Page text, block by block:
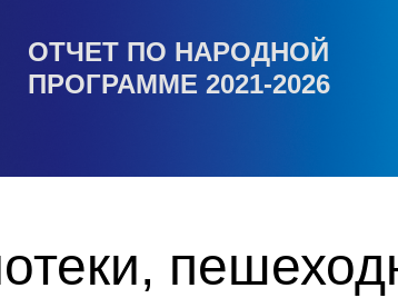
ОТЧЕТ ПО НАРОДНОЙ
ПРОГРАММЕ 2021-2026